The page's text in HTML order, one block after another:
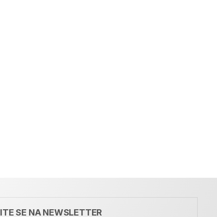
SE NA NEWSLETTER